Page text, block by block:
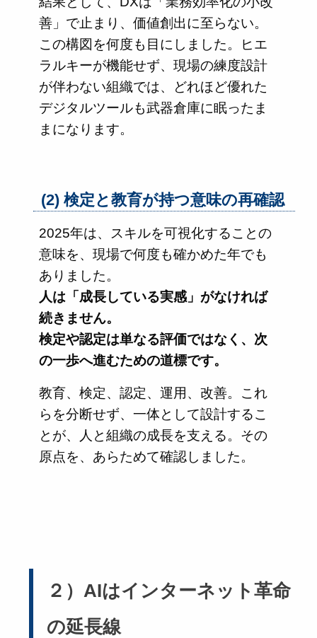
善」で止まり、価値創出に至らない。
この構図を何度も目にしました。ヒエ
ラルキーが機能せず、現場の練度設計
が伴わない組織では、どれほど優れた
デジタルツールも武器倉庫に眠ったま
まになります。
(2) 検定と教育が持つ意味の再確認
2025年は、スキルを可視化することの
意味を、現場で何度も確かめた年でも
ありました。
人は「成長している実感」がなければ
続きません。
検定や認定は単なる評価ではなく、次
の一歩へ進むための道標です。
教育、検定、認定、運用、改善。これ
らを分断せず、一体として設計するこ
とが、人と組織の成長を支える。その
原点を、あらためて確認しました。
２）AIはインターネット革命
の延長線